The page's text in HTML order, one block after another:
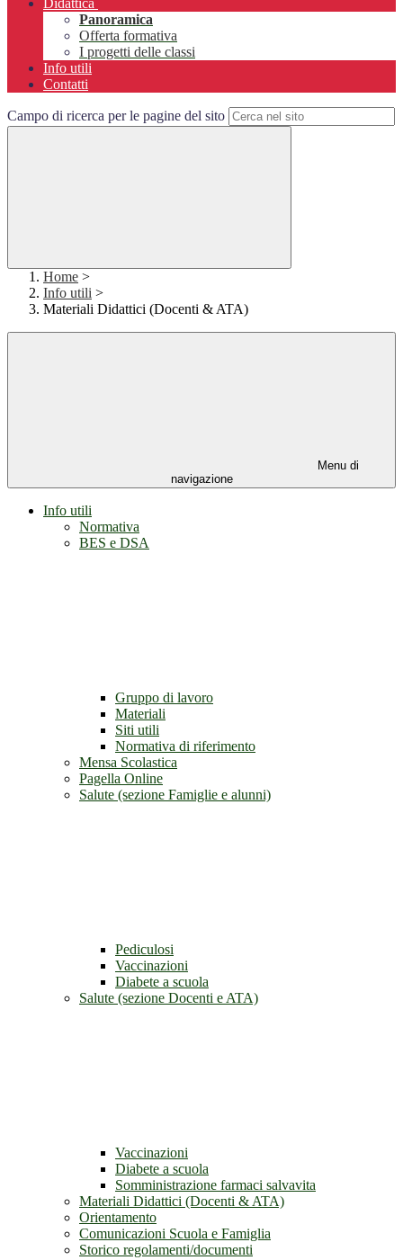
Didattica
Panoramica
Offerta formativa
I progetti delle classi
Info utili
Contatti
Campo di ricerca per le pagine del sito
Home >
Info utili >
Materiali Didattici (Docenti & ATA)
Menu di
navigazione
Info utili
Normativa
BES e DSA
Gruppo di lavoro
Materiali
Siti utili
Normativa di riferimento
Mensa Scolastica
Pagella Online
Salute (sezione Famiglie e alunni)
Pediculosi
Vaccinazioni
Diabete a scuola
Salute (sezione Docenti e ATA)
Vaccinazioni
Diabete a scuola
Somministrazione farmaci salvavita
Materiali Didattici (Docenti & ATA)
Orientamento
Comunicazioni Scuola e Famiglia
Storico regolamenti/documenti